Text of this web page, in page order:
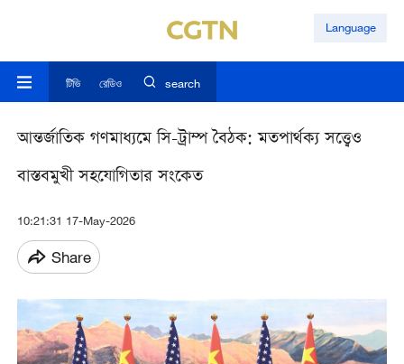
Language
টিভি রেডিও search
আন্তর্জাতিক গণমাধ্যমে সি-ট্রাম্প বৈঠক: মতপার্থক্য সত্ত্বেও
বাস্তবমুখী সহযোগিতার সংকেত
10:21:31 17-May-2026
Share